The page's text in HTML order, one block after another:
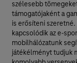
szélesebb
támogatójaként a
is erősíteni
kapcsolódik az e-
mobilhálózatunk
játékélményt tudjuk